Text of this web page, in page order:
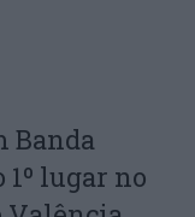
Banda
lugar no